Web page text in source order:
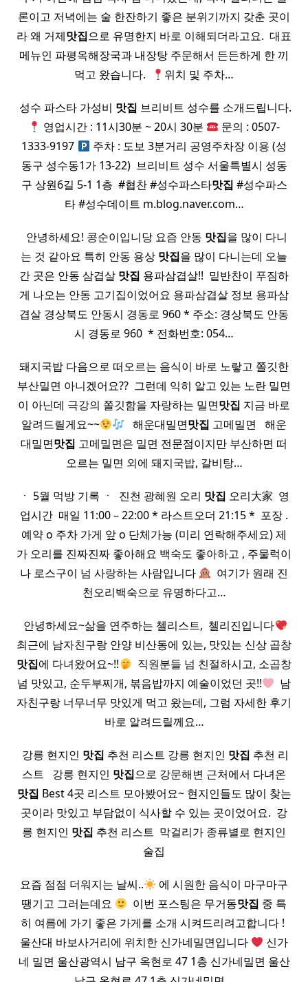
론이고 저녁에는 술 한잔하기 좋은 분위기까지 갖춘 곳이
라 왜 거제맛집으로 유명한지 바로 이해되더라고요. ​ 대표
메뉴인 파평옥해장국과 내장탕 주문해서 든든하게 한 끼
먹고 왔습니다. ​
위치 및 주차…
​ 성수 파스타 가성비 맛집 브리비트 성수를 소개드립니다.
영업시간 : 11시30분 ~ 20시 30분
문의 : 0507-
1333-9197
주차 : 도보 3분거리 공영주차장 이용 (성
동구 성수동1가 13-22) ​ 브리비트 성수 서울특별시 성동
구 상원6길 5-1 1층 ​ #협찬 #성수파스타맛집 #성수파스
타 #성수데이트 m.blog.naver.com…
​ ​ 안녕하세요! 콩순이입니당 요즘 안동 맛집을 많이 다니
는 것 같아요 특히 안동 용상 맛집을 많이 다니는데 오늘
간 곳은 안동 삼겹살 맛집 용파삼겹살!! ​ 밑반찬이 푸짐하
게 나오는 안동 고기집이었어요 용파삼겹살 정보 용파삼
겹살 경상북도 안동시 경동로 960 * 주소: 경상북도 안동
시 경동로 960 ​ * 전화번호: 054…
돼지국밥 다음으로 떠오르는 음식이 바로 노랗고 쫄깃한
부산밀면 아니겠어요?? ​ 그런데 익히 알고 있는 노란 밀면
이 아닌데 극강의 쫄깃함을 자랑하는 밀면맛집 지금 바로
알려드릴게요~~
​ ​ 해운대밀면맛집 고메밀면 ​ ​ 해운
대밀면맛집 고메밀면은 밀면 전문점이지만 부산하면 떠
오르는 밀면 외에 돼지국밥, 갈비탕…
ㆍ 5월 먹방 기록 ㆍ ​ 진천 광혜원 오리 맛집 오리大家 ​ 영
업시간 ​ 매일 11:00 – 22:00 * 라스트오더 21:15 * ​ 포장 .
예약 o 주차 가게 앞 o 단체가능 (미리 연락해주세요) 제
가 오리를 진짜진짜 좋아해요 백숙도 좋아하고 , 주물럭이
나 로스구이 넘 사랑하는 사람입니다
​ 여기가 원래 진
천오리백숙으로 유명하다고…
​ ​ 안녕하세요~삶을 연주하는 첼리스트, ​ 첼리진입니다
최근에 남자친구랑 안양 비산동에 있는, 맛있는 신상 곱창
맛집에 다녀왔어요~!!
​ 직원분들 넘 친절하시고, 소곱창
넘 맛있고, 순두부찌개, 볶음밥까지 예술이었던 곳!!
​ 남
자친구랑 너무너무 맛있게 먹고 왔는데, 그럼 자세한 후기
바로 알려드릴께요…
​ 강릉 현지인 맛집 추천 리스트 강릉 현지인 맛집 추천 리
스트 ​ ​ 강릉 현지인 맛집으로 강문해변 근처에서 다녀온
맛집 Best 4곳 리스트 모아봤어요~ 현지인들도 많이 찾는
곳이라 맛있고 부담없이 식사할 수 있는 곳이었어요. ​ 강
릉 현지인 맛집 추천 리스트 ​ 막걸리가 종류별로 현지인
술집
요즘 점점 더워지는 날씨..
에 시원한 음식이 마구마구
땡기고 그러는데요
​ 이번 포스팅은 무거동맛집 중 특
히 여름에 가기 좋은 가게를 소개 시켜드리려고합니다 ! ​
울산대 바보사거리에 위치한 신가네밀면입니다
신가
네 밀면 울산광역시 남구 옥현로 47 1층 신가네밀면 울산